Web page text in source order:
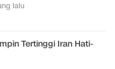
lalu
Tertinggi Iran Hati-